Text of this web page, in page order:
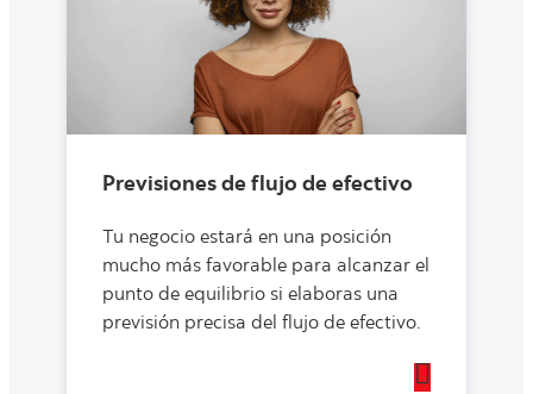
Previsiones de flujo de efectivo
Tu negocio estará en una posición
mucho más favorable para alcanzar el
punto de equilibrio si elaboras una
previsión precisa del flujo de efectivo.